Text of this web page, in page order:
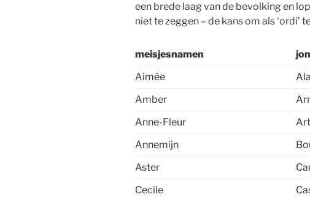
een brede laag van de bevolking en
niet te zeggen – de kans om als ‘ordi’
meisjesnamen
Aimée
Amber
Anne-Fleur
Annemijn
Aster
Cecile